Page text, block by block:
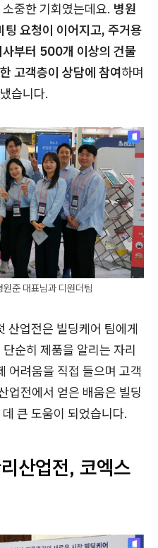
중한 기회였는데요. 병원
팅 요청이 이어지고, 주거용
부터 500개 이상의 건물
고객층이 상담에 참여하며
습니다.
준 대표님과 디원더팀
산업전은 빌딩케어 팀에게
순히 제품을 알리는 자리
어려움을 직접 들으며 고객
업전에서 얻은 배움은 빌딩
큰 도움이 되었습니다.
산업전, 코엑스